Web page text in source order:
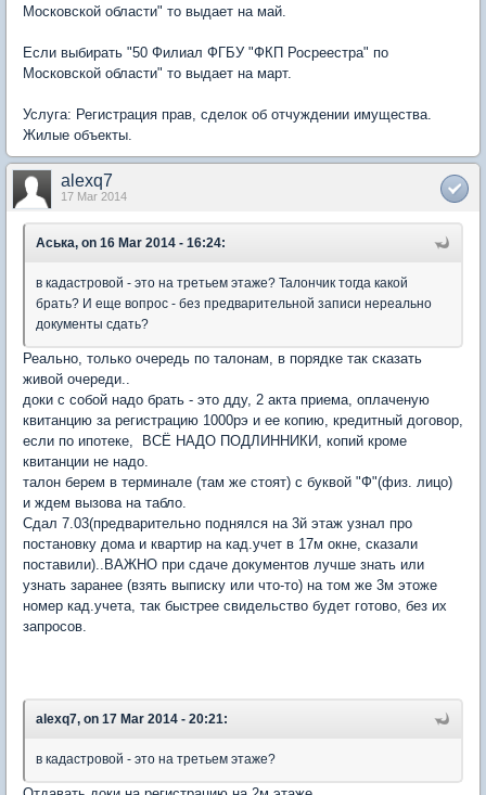
Московской области" то выдает на май.
Если выбирать "50 Филиал ФГБУ "ФКП Росреестра" по
Московской области" то выдает на март.
Услуга: Регистрация прав, сделок об отчуждении имущества.
Жилые объекты.
alexq7
17 Mar 2014
Аська, on 16 Mar 2014 - 16:24:
в кадастровой - это на третьем этаже? Талончик тогда какой
брать? И еще вопрос - без предварительной записи нереально
документы сдать?
Реально, только очередь по талонам, в порядке так сказать
живой очереди..
доки с собой надо брать - это дду, 2 акта приема, оплаченую
квитанцию за регистрацию 1000рэ и ее копию, кредитный договор,
если по ипотеке, ВСЁ НАДО ПОДЛИННИКИ, копий кроме
квитанции не надо.
талон берем в терминале (там же стоят) с буквой "Ф"(физ. лицо)
и ждем вызова на табло.
Сдал 7.03(предварительно поднялся на 3й этаж узнал про
постановку дома и квартир на кад.учет в 17м окне, сказали
поставили)..ВАЖНО при сдаче документов лучше знать или
узнать заранее (взять выписку или что-то) на том же 3м этоже
номер кад.учета, так быстрее свидельство будет готово, без их
запросов.
alexq7, on 17 Mar 2014 - 20:21:
в кадастровой - это на третьем этаже?